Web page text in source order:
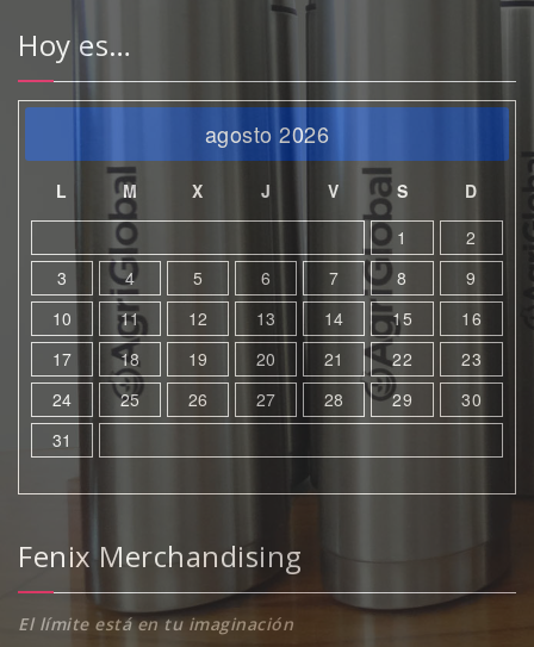
Hoy es…
agosto 2026
L M X J V S
D
1
2
3
4 5 6 7 8
9
10
11 12 13 14 15
16
17
18 19 20 21 22
23
24
25 26 27 28 29
30
31
Fenix Merchandising
El límite está en tu imaginación